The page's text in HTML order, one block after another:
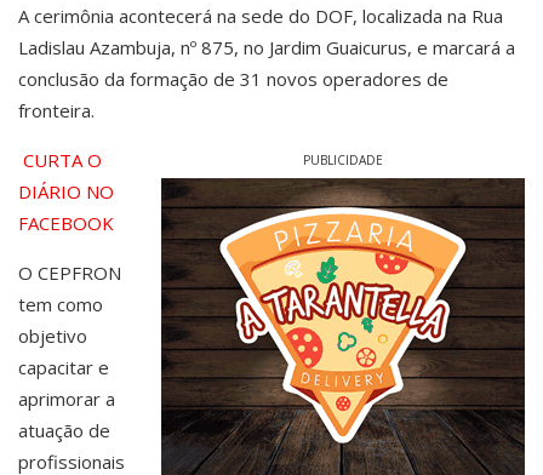
A cerimônia acontecerá na sede do DOF, localizada na Rua
Ladislau Azambuja, nº 875, no Jardim Guaicurus, e marcará a
conclusão da formação de 31 novos operadores de
fronteira.
PUBLICIDADE
CURTA O
DIÁRIO NO
FACEBOOK
O CEPFRON
tem como
objetivo
capacitar e
aprimorar a
atuação de
profissionais